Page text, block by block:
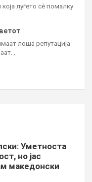
луѓето сè помалку
лоша репутација
Уметноста
но јас
македонски